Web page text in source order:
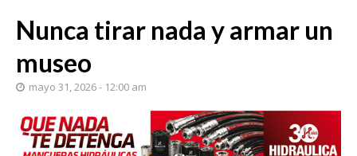
Nunca tirar nada y armar un
museo
mayo 31, 2026 - 12:00 am